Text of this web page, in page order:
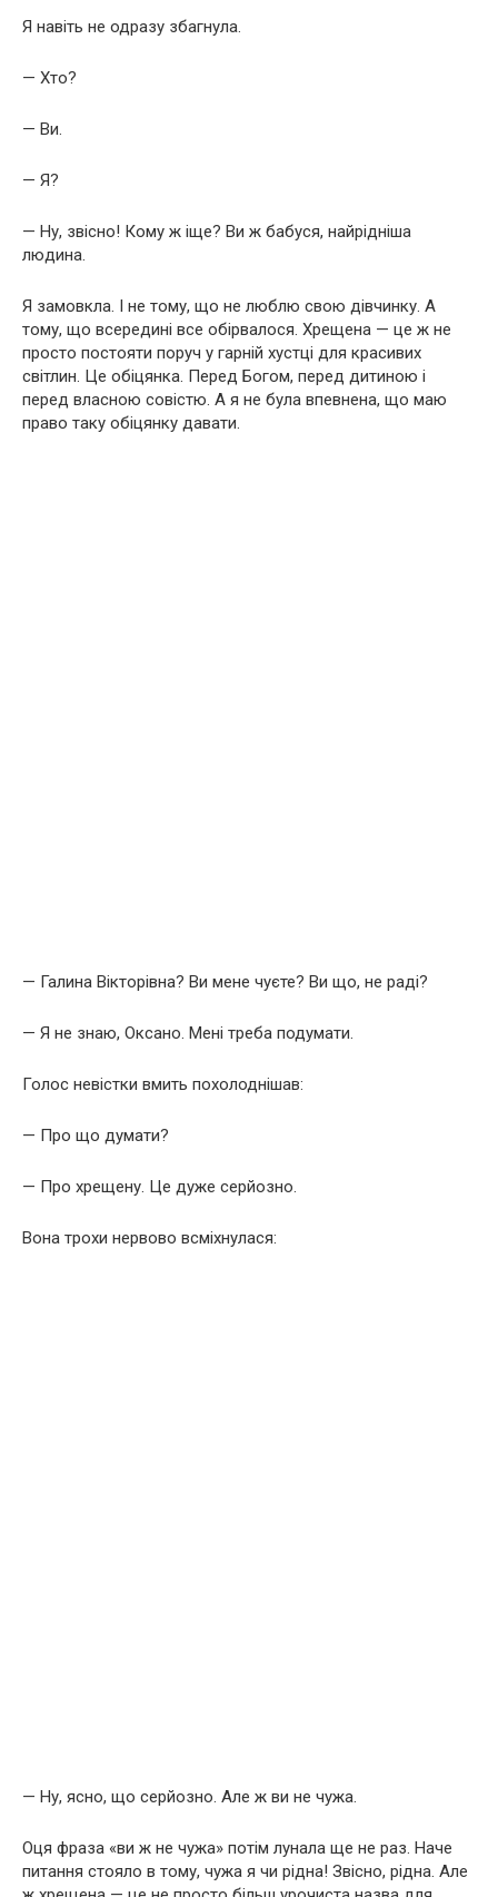
Я навіть не одразу збагнула.
— Хто?
— Ви.
— Я?
— Ну, звісно! Кому ж іще? Ви ж бабуся, найрідніша
людина.
Я замовкла. І не тому, що не люблю свою дівчинку. А
тому, що всередині все обірвалося. Хрещена — це ж не
просто постояти поруч у гарній хустці для красивих
світлин. Це обіцянка. Перед Богом, перед дитиною і
перед власною совістю. А я не була впевнена, що маю
право таку обіцянку давати.
— Галина Вікторівна? Ви мене чуєте? Ви що, не раді?
— Я не знаю, Оксано. Мені треба подумати.
Голос невістки вмить похолоднішав:
— Про що думати?
— Про хрещену. Це дуже серйозно.
Вона трохи нервово всміхнулася:
— Ну, ясно, що серйозно. Але ж ви не чужа.
Оця фраза «ви ж не чужа» потім лунала ще не раз. Наче
питання стояло в тому, чужа я чи рідна! Звісно, рідна. Але